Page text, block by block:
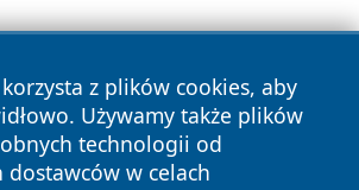
z plików cookies, aby
Używamy także plików
technologii od
dostawców w celachWszystkie prawa